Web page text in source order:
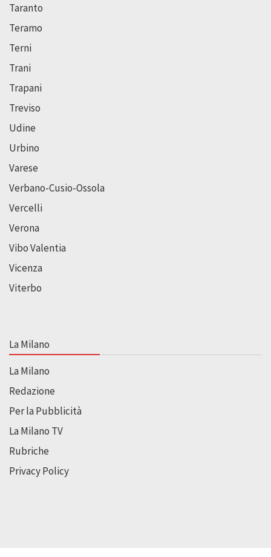
Taranto
Teramo
Terni
Trani
Trapani
Treviso
Udine
Urbino
Varese
Verbano-Cusio-Ossola
Vercelli
Verona
Vibo Valentia
Vicenza
Viterbo
La Milano
La Milano
Redazione
Per la Pubblicità
La Milano TV
Rubriche
Privacy Policy